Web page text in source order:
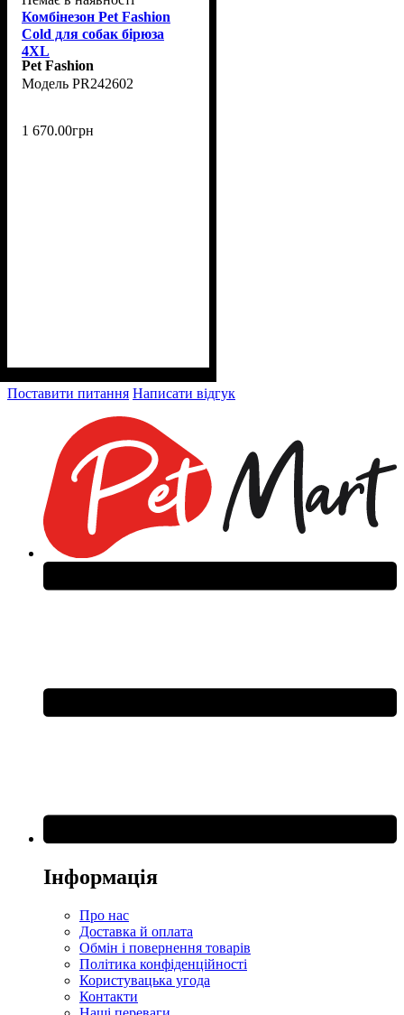
Комбінезон Pet Fashion
Cold для собак бірюза
4XL
Pet Fashion
PR242602
1 670.00грн
Поставити питання Написати відгук
Інформація
Про нас
Доставка й оплата
Обмін і повернення товарів
Політика конфіденційності
Користувацька угода
Контакти